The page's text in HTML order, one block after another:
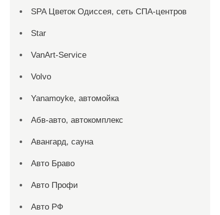
SPA Цветок Одиссея, сеть СПА-центров
Star
VanArt-Service
Volvo
Yanamoyke, автомойка
Абв-авто, автокомплекс
Авангард, сауна
Авто Браво
Авто Профи
Авто РФ